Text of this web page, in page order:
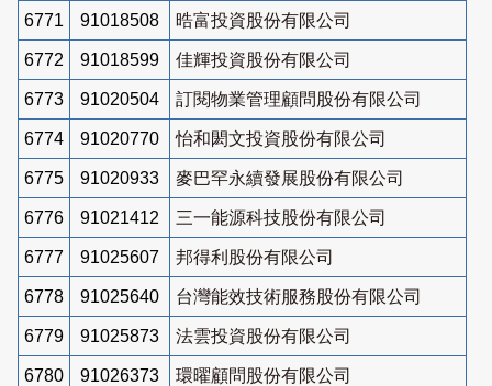
6771 91018508 晧富投資股份有限公司
6772 91018599 佳輝投資股份有限公司
6773 91020504 訂閱物業管理顧問股份有限公司
6774 91020770 怡和閎文投資股份有限公司
6775 91020933 麥巴罕永續發展股份有限公司
6776 91021412 三一能源科技股份有限公司
6777 91025607 邦得利股份有限公司
6778 91025640 台灣能效技術服務股份有限公司
6779 91025873 法雲投資股份有限公司
6780 91026373 環曜顧問股份有限公司